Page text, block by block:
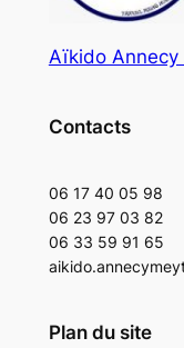
Aïkido
Contacts
06 17 40 05 98
06 23 97 03 82
06 33 59 91 65
Plan du site